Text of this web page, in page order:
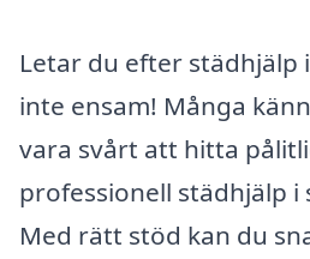
Letar du efter städhjälp
inte ensam! Många
vara svårt att hitta
professionell städhjälp
Med rätt stöd kan du